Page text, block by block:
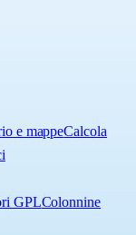
e mappeCalcola
GPLColonnine